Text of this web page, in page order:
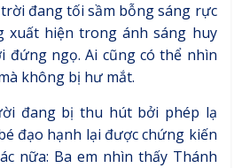
đang tối sầm bỗng sáng rực
xuất hiện trong ánh sáng huy
đứng ngọ. Ai cũng có thể nhìn
không bị hư mắt.
đang bị thu hút bởi phép lạ
đạo hạnh lại được chứng kiến
nữa: Ba em nhìn thấy Thánh